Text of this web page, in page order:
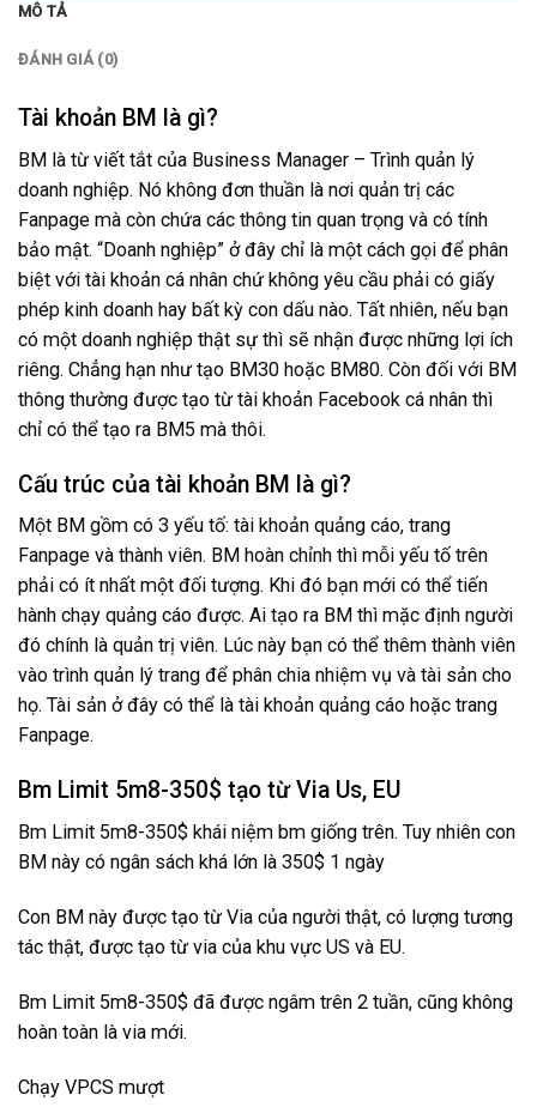
MÔ TẢ
ĐÁNH GIÁ (0)
Tài khoản BM là gì?
BM là từ viết tắt của Business Manager – Trình quản lý
doanh nghiệp. Nó không đơn thuần là nơi quản trị các
Fanpage mà còn chứa các thông tin quan trọng và có tính
bảo mật. “Doanh nghiệp” ở đây chỉ là một cách gọi để phân
biệt với tài khoản cá nhân chứ không yêu cầu phải có giấy
phép kinh doanh hay bất kỳ con dấu nào. Tất nhiên, nếu bạn
có một doanh nghiệp thật sự thì sẽ nhận được những lợi ích
riêng. Chẳng hạn như tạo BM30 hoặc BM80. Còn đối với BM
thông thường được tạo từ tài khoản Facebook cá nhân thì
chỉ có thể tạo ra BM5 mà thôi.
Cấu trúc của tài khoản BM là gì?
Một BM gồm có 3 yếu tố: tài khoản quảng cáo, trang
Fanpage và thành viên. BM hoàn chỉnh thì mỗi yếu tố trên
phải có ít nhất một đối tượng. Khi đó bạn mới có thể tiến
hành chạy quảng cáo được. Ai tạo ra BM thì mặc định người
đó chính là quản trị viên. Lúc này bạn có thể thêm thành viên
vào trình quản lý trang để phân chia nhiệm vụ và tài sản cho
họ. Tài sản ở đây có thể là tài khoản quảng cáo hoặc trang
Fanpage.
Bm Limit 5m8-350$ tạo từ Via Us, EU
Bm Limit 5m8-350$ khái niệm bm giống trên. Tuy nhiên con
BM này có ngân sách khá lớn là 350$ 1 ngày
Con BM này được tạo từ Via của người thật, có lượng tương
tác thật, được tạo từ via của khu vực US và EU.
Bm Limit 5m8-350$ đã được ngâm trên 2 tuần, cũng không
hoàn toàn là via mới.
Chạy VPCS mượt